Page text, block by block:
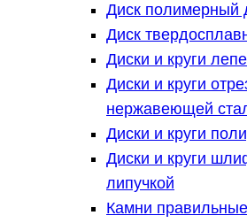
Диск
Диск
Диски и круги
Диски и круги
нержавеющей
Диски и круги
Диски и круги
липучкой
Камни